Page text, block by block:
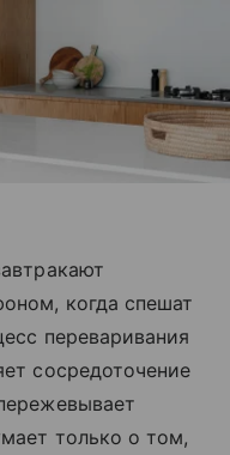
когда спешат
переваривания
сосредоточение
только о том,